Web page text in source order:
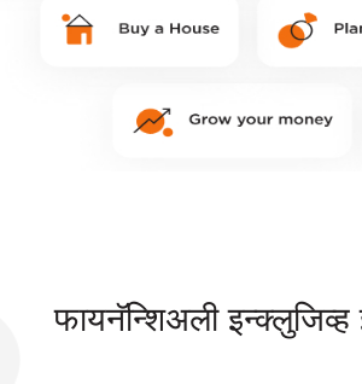
फायनॅन्शिअली इन्क्लुजिव्ह